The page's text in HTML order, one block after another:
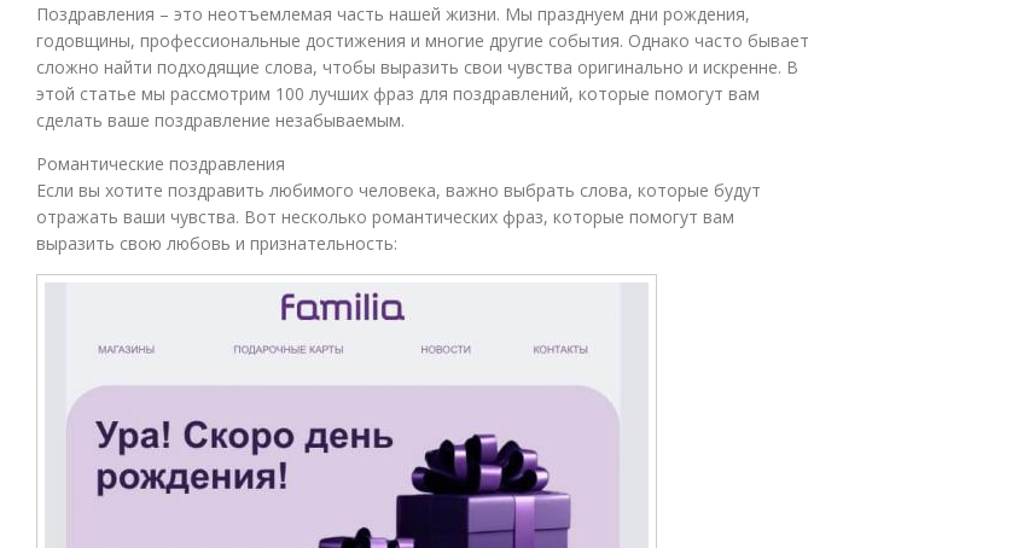
Поздравления – это неотъемлемая часть нашей жизни. Мы празднуем дни рождения,
годовщины, профессиональные достижения и многие другие события. Однако часто бывает
сложно найти подходящие слова, чтобы выразить свои чувства оригинально и искренне. В
этой статье мы рассмотрим 100 лучших фраз для поздравлений, которые помогут вам
сделать ваше поздравление незабываемым.
Романтические поздравления
Если вы хотите поздравить любимого человека, важно выбрать слова, которые будут
отражать ваши чувства. Вот несколько романтических фраз, которые помогут вам
выразить свою любовь и признательность: